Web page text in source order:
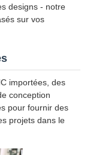
designs - notre
sur vos
importées, des
conception
pour fournir des
projets dans le